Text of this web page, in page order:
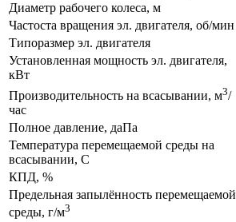
Диаметр рабочего колеса, м
Частоста вращения эл. двигателя, об/мин
Типоразмер эл. двигателя
Установленная мощность эл. двигателя,
кВт
Производительность на всасывании, м3/
час
Полное давление, даПа
Температура перемещаемой среды на
всасывании, С
КПД, %
Предельная запылённость перемещаемой
среды, г/м3